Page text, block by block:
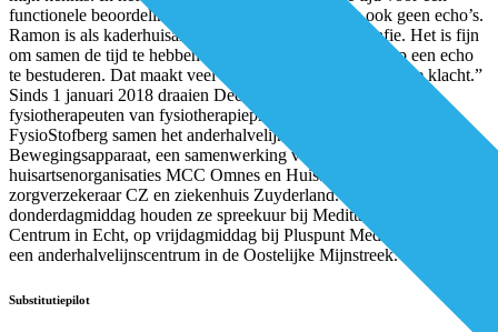
functionele beoordeling van de echo. Zelf maak ik ook geen echo’s.
Ramon is als kaderhuisarts gespecialiseerd in echografie. Het is fijn
om samen de tijd te hebben om de schouderbeweging op een echo
te bestuderen. Dat maakt veel duidelijk over de aard van de klacht.”
Sinds 1 januari 2018 draaien Deckers, Ottenheijm en
fysiotherapeuten van fysiotherapiepraktijken Sportho en
FysioStofberg samen het anderhalvelijnsspreekuur
Bewegingsapparaat, een samenwerking van de Zuid-Limburgse
huisartsenorganisaties MCC Omnes en Huisartsen OZL,
zorgverzekeraar CZ en ziekenhuis Zuyderland. Op
donderdagmiddag houden ze spreekuur bij Meditta Medisch
Centrum in Echt, op vrijdagmiddag bij Pluspunt Medisch Centrum,
een anderhalvelijnscentrum in de Oostelijke Mijnstreek.
Substitutiepilot